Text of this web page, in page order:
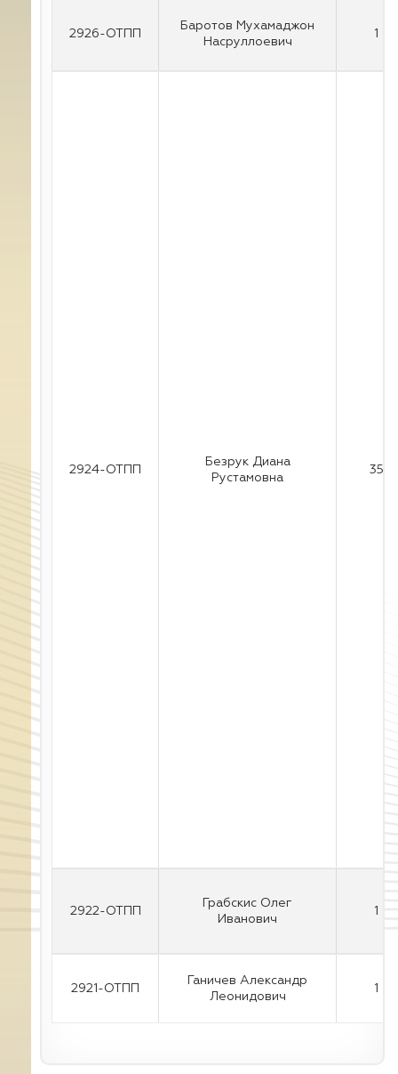
2926-ОТПП
Баротов Мухамаджон
Насруллоевич
1
2924-ОТПП
Безрук Диана
Рустамовна
35
2922-ОТПП
Грабскис Олег
Иванович
1
2921-ОТПП
Ганичев Александр
Леонидович
1